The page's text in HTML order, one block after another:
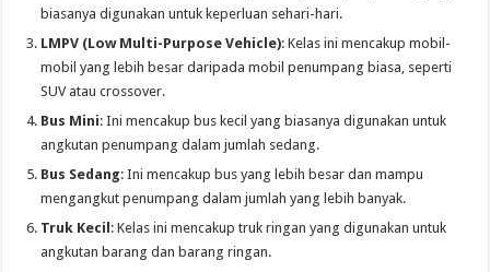
biasanya digunakan untuk keperluan sehari-hari.
LMPV (Low Multi-Purpose Vehicle): Kelas ini mencakup mobil-
mobil yang lebih besar daripada mobil penumpang biasa, seperti
SUV atau crossover.
Bus Mini: Ini mencakup bus kecil yang biasanya digunakan untuk
angkutan penumpang dalam jumlah sedang.
Bus Sedang: Ini mencakup bus yang lebih besar dan mampu
mengangkut penumpang dalam jumlah yang lebih banyak.
Truk Kecil : Kelas ini mencakup truk ringan yang digunakan untuk
angkutan barang dan barang ringan.